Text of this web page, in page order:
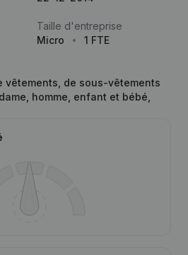
Taille d'entreprise
Micro
1 FTE
vêtements, de sous-vêtements
homme, enfant et bébé,